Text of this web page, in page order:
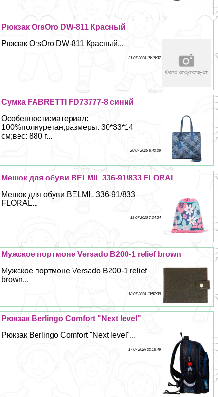
Рюкзак OrsOro DW-811 Красный
Рюкзак OrsOro DW-811 Красный...
21 07 2026 15:18:37
Сумка FABRETTI FD73777-8 синий
Особенности:материал:
100%полиуретан;размеры: 30*33*14
см;вес: 880 г...
20 07 2026 8:42:29
Мешок для обуви BELMIL 336-91/833 FLORAL
Мешок для обуви BELMIL 336-91/833
FLORAL...
19 07 2026 7:24:34
Мужское портмоне Versado B200-1 relief brown
Мужское портмоне Versado B200-1 relief
brown...
18 07 2026 13:57:39
Рюкзак Berlingo Comfort "Next level"
Рюкзак Berlingo Comfort "Next level"...
17 07 2026 22:18:49